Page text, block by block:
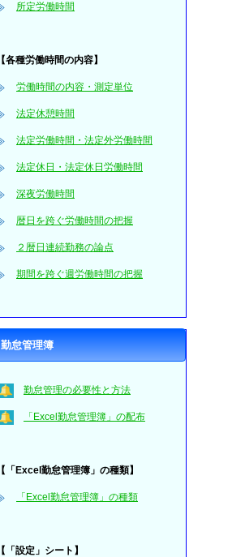
所定労働時間
【各種労働時間の内容】
労働時間の内容・測定単位
法定休憩時間
法定労働時間・法定外労働時間
法定休日・法定休日労働時間
深夜労働時間
暦日を跨ぐ労働時間の把握
２暦日連続勤務の論点
期間を跨ぐ週労働時間の把握
勤怠管理簿
勤怠管理の必要性と方法
「Excel勤怠管理簿」の配布
【「Excel勤怠管理簿」の種類】
「Excel勤怠管理簿」の種類
【「設定」シート】